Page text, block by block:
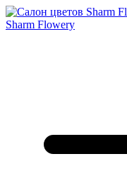
Sharm Flowery